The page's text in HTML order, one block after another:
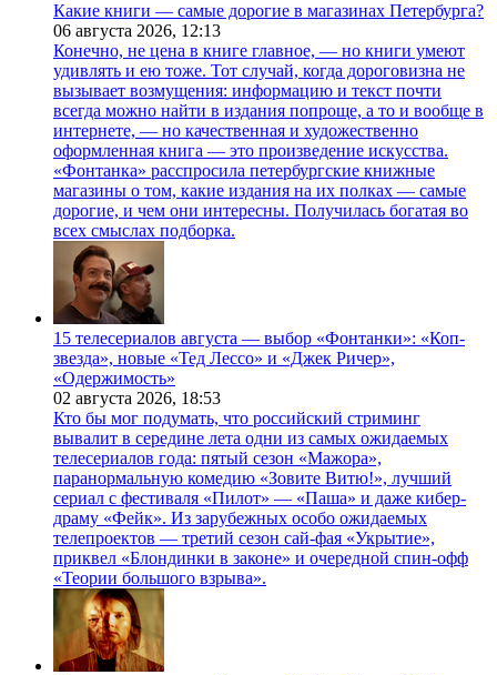
Какие книги — самые дорогие в магазинах Петербурга?
06 августа 2026, 12:13
Конечно, не цена в книге главное, — но книги умеют
удивлять и ею тоже. Тот случай, когда дороговизна не
вызывает возмущения: информацию и текст почти
всегда можно найти в издания попроще, а то и вообще в
интернете, — но качественная и художественно
оформленная книга — это произведение искусства.
«Фонтанка» расспросила петербургские книжные
магазины о том, какие издания на их полках — самые
дорогие, и чем они интересны. Получилась богатая во
всех смыслах подборка.
15 телесериалов августа — выбор «Фонтанки»: «Коп-
звезда», новые «Тед Лессо» и «Джек Ричер»,
«Одержимость»
02 августа 2026, 18:53
Кто бы мог подумать, что российский стриминг
вывалит в середине лета одни из самых ожидаемых
телесериалов года: пятый сезон «Мажора»,
паранормальную комедию «Зовите Витю!», лучший
сериал с фестиваля «Пилот» — «Паша» и даже кибер-
драму «Фейк». Из зарубежных особо ожидаемых
телепроектов — третий сезон сай-фая «Укрытие»,
приквел «Блондинки в законе» и очередной спин-офф
«Теории большого взрыва».